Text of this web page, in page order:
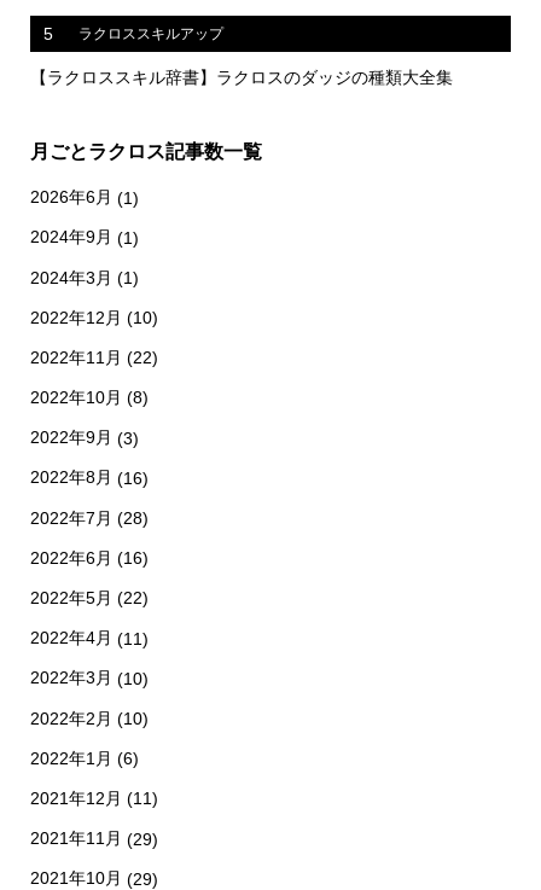
5 ラクロススキルアップ
【ラクロススキル辞書】ラクロスのダッジの種類大全集
月ごとラクロス記事数一覧
2026年6月 (1)
2024年9月 (1)
2024年3月 (1)
2022年12月 (10)
2022年11月 (22)
2022年10月 (8)
2022年9月 (3)
2022年8月 (16)
2022年7月 (28)
2022年6月 (16)
2022年5月 (22)
2022年4月 (11)
2022年3月 (10)
2022年2月 (10)
2022年1月 (6)
2021年12月 (11)
2021年11月 (29)
2021年10月 (29)